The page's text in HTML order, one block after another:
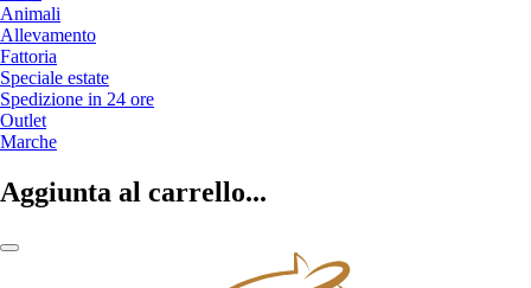
Animali
Allevamento
Fattoria
Speciale estate
Spedizione in 24 ore
Outlet
Marche
Aggiunta al carrello...